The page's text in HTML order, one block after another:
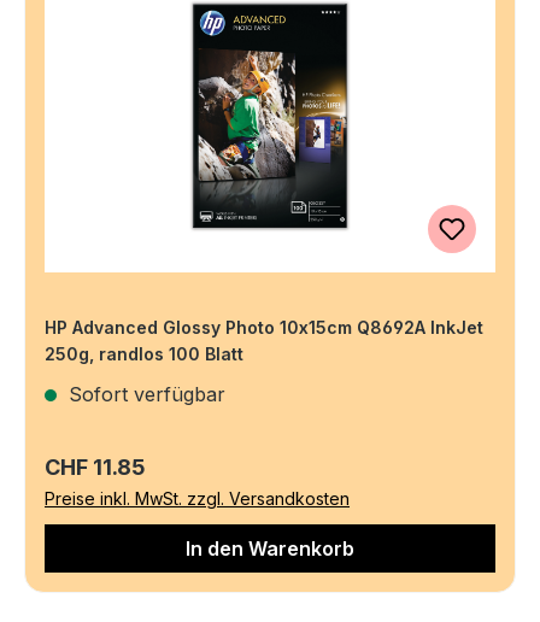
HP Advanced Glossy Photo 10x15cm Q8692A InkJet
250g, randlos 100 Blatt
Sofort verfügbar
Regulärer Preis:
CHF 11.85
Preise inkl. MwSt. zzgl. Versandkosten
In den Warenkorb